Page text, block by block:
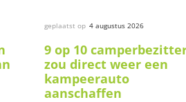
geplaatst op 4 augustus 2026
9 op 10
zou direct weer een
kampeerauto
aanschaffen